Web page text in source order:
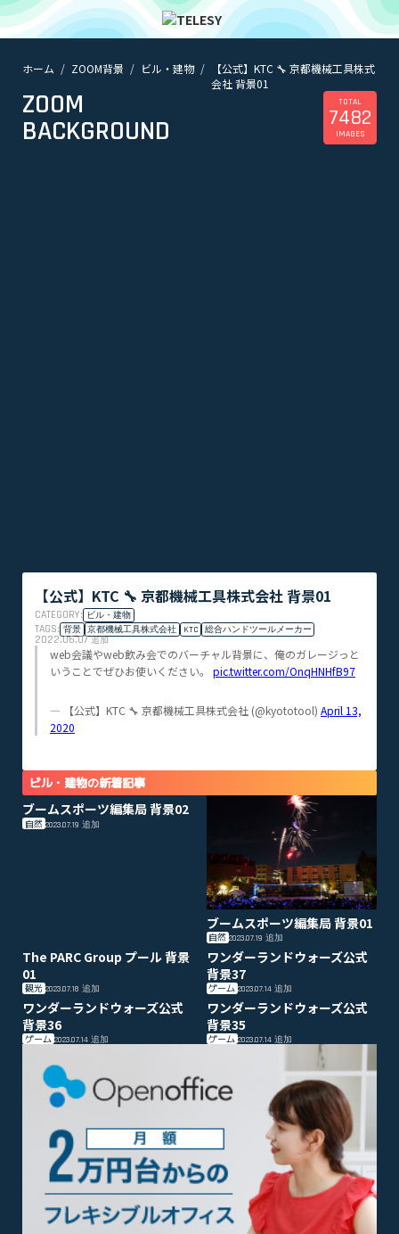
ホーム
ニュース
TELESYについて
ホーム ZOOM背景 ビル・建物
【公式】KTC 🔧 京都機械工具株式
会社 背景01
ZOOM
BACKGROUND
TOTAL
7482
IMAGES
【公式】KTC 🔧 京都機械工具株式会社 背景01
CATEGORY: ビル・建物
TAGS: 背景 京都機械工具株式会社 KTC 総合ハンドツールメーカー
2022.06.07追加
web会議やweb飲み会でのバーチャル背景に、俺のガレージっと
いうことでぜひお使いください。 pic.twitter.com/OnqHNHfB97
— 【公式】KTC 🔧 京都機械工具株式会社 (@kyototool) April 13,
2020
ビル・建物の新着記事
ブームスポーツ編集局 背景02
自然 2023.07.19 追加
ブームスポーツ編集局 背景01
自然 2023.07.19追加
The PARC Group プール 背景
01
観光 2023.07.18 追加
ワンダーランドウォーズ公式
背景37
ゲーム 2023.07.14追加
ワンダーランドウォーズ公式
背景36
ゲーム 2023.07.14 追加
ワンダーランドウォーズ公式
背景35
ゲーム 2023.07.14追加